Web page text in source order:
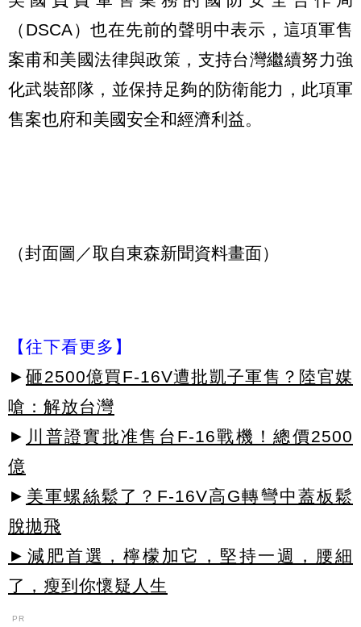
（DSCA）也在先前的聲明中表示，這項軍售
案甫和美國法律與政策，支持台灣繼續努力強
化武裝部隊，並保持足夠的防衛能力，此項軍
售案也府和美國安全和經濟利益。
（封面圖／取自東森新聞資料畫面）
【往下看更多】
► 砸2500億買F-16V遭批凱子軍售？陸官媒
嗆：解放台灣
► 川普證實批准售台F-16戰機！總價2500
億
► 美軍螺絲鬆了？F-16V高G轉彎中蓋板鬆
脫拋飛
►減肥首選，檸檬加它，堅持一週，腰細
了，瘦到你懷疑人生
PR